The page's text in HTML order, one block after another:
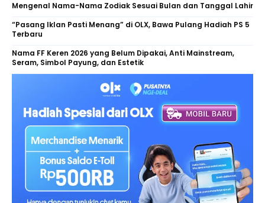
Mengenal Nama-Nama Zodiak Sesuai Bulan dan Tanggal Lahir
“Pasang Iklan Pasti Menang” di OLX, Bawa Pulang Hadiah PS 5
Terbaru
Nama FF Keren 2026 yang Belum Dipakai, Anti Mainstream,
Seram, Simbol Payung, dan Estetik